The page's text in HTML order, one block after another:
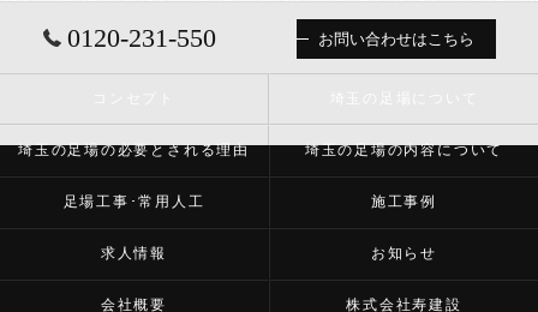
0120-231-550 お問い合わせはこちら
埼玉の足場の必要とされる理由 埼玉の足場の内容について
足場工事･常用人工 施工事例
求人情報 お知らせ
会社概要 株式会社寿建設